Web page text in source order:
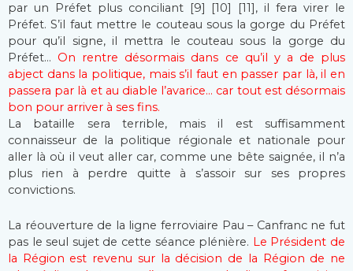
par un Préfet plus conciliant [9] [10] [11], il fera virer le
Préfet. S’il faut mettre le couteau sous la gorge du Préfet
pour qu’il signe, il mettra le couteau sous la gorge du
Préfet… On rentre désormais dans ce qu’il y a de plus
abject dans la politique, mais s’il faut en passer par là, il en
passera par là et au diable l’avarice… car tout est désormais
bon pour arriver à ses fins.
La bataille sera terrible, mais il est suffisamment
connaisseur de la politique régionale et nationale pour
aller là où il veut aller car, comme une bête saignée, il n’a
plus rien à perdre quitte à s’assoir sur ses propres
convictions.
La réouverture de la ligne ferroviaire Pau – Canfranc ne fut
pas le seul sujet de cette séance plénière. Le Président de
la Région est revenu sur la décision de la Région de ne